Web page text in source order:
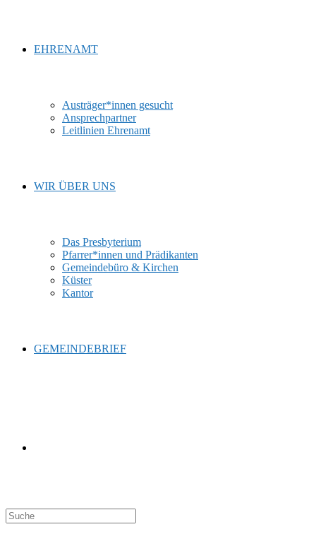
EHRENAMT
Austräger*innen gesucht
Ansprechpartner
Leitlinien Ehrenamt
WIR ÜBER UNS
Das Presbyterium
Pfarrer*innen und Prädikanten
Gemeindebüro & Kirchen
Küster
Kantor
GEMEINDEBRIEF